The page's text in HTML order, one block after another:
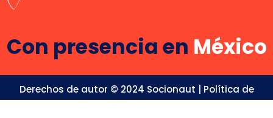
Con presencia en México
Derechos de autor © 2024 Socionaut | Política de